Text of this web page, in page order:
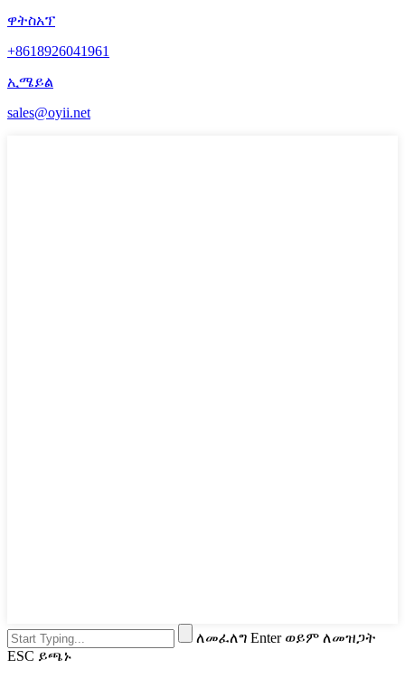
ዋትስአፕ
+8618926041961
ኢሜይል
sales@oyii.net
ለመፈለግ Enter ወይም ለመዝጋት
ESC ይጫኑ